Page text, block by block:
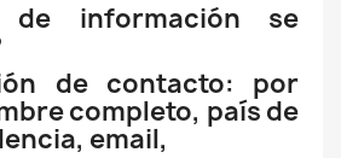
de información se
de contacto: por
completo, país de
email,